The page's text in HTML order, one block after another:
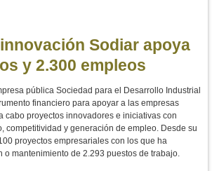
Sodiar apoya
y 2.300 empleos
pública Sociedad para el Desarrollo Industrial
financiero para apoyar a las empresas
cabo proyectos innovadores e iniciativas con
competitividad y generación de empleo. Desde su
proyectos empresariales con los que ha
o mantenimiento de 2.293 puestos de trabajo.